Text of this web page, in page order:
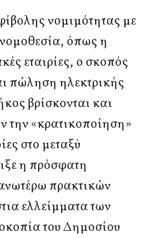
νομιμότητας με
όπως η
εταιρίες, ο σκοπός
πώληση ηλεκτρικής
βρίσκονται και
την «κρατικοποίηση»
στο μεταξύ
η πρόσφατη
πρακτικών
ελλείμματα των
του Δημοσίου